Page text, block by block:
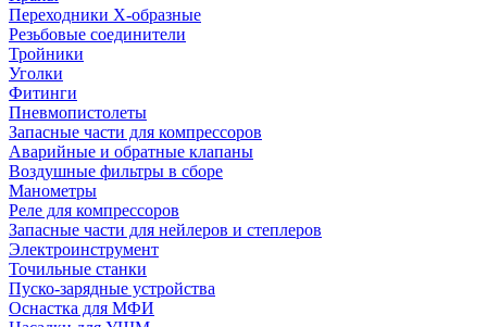
Переходники Х-образные
Резьбовые соединители
Тройники
Уголки
Фитинги
Пневмопистолеты
Запасные части для компрессоров
Аварийные и обратные клапаны
Воздушные фильтры в сборе
Манометры
Реле для компрессоров
Запасные части для нейлеров и степлеров
Электроинструмент
Точильные станки
Пуско-зарядные устройства
Оснастка для МФИ